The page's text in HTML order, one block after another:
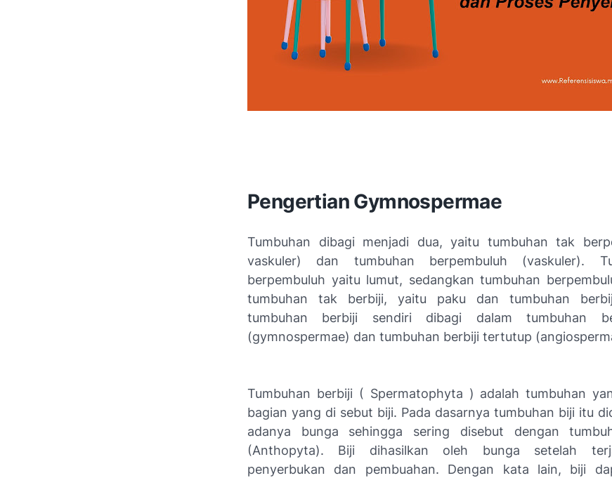
Pengertian Gymnospermae
Tumbuhan dibagi menjadi dua, yaitu tumbuhan tak
vaskuler) dan tumbuhan berpembuluh (vaskuler).
berpembuluh yaitu lumut, sedangkan tumbuhan
tumbuhan tak berbiji, yaitu paku dan tumbuhan
tumbuhan berbiji sendiri dibagi dalam tumbuhan
(gymnospermae) dan tumbuhan berbiji tertutup
Tumbuhan berbiji ( Spermatophyta ) adalah tumbuhan
bagian yang di sebut biji. Pada dasarnya tumbuhan biji itu
adanya bunga sehingga sering disebut dengan
(Anthopyta). Biji dihasilkan oleh bunga setelah
penyerbukan dan pembuahan. Dengan kata lain, biji